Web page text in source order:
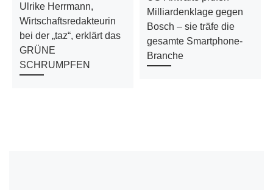
Ulrike Herrmann,
Wirtschaftsredakteurin
bei der „taz“, erklärt das
GRÜNE
SCHRUMPFEN
Milliardenklage gegen
Bosch – sie träfe die
gesamte Smartphone-
Branche